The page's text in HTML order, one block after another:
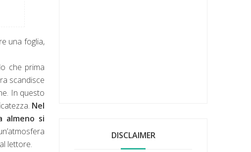
una foglia,
che prima
scandisce
In questo
Nel
almeno si
lettore.
DISCLAIMER